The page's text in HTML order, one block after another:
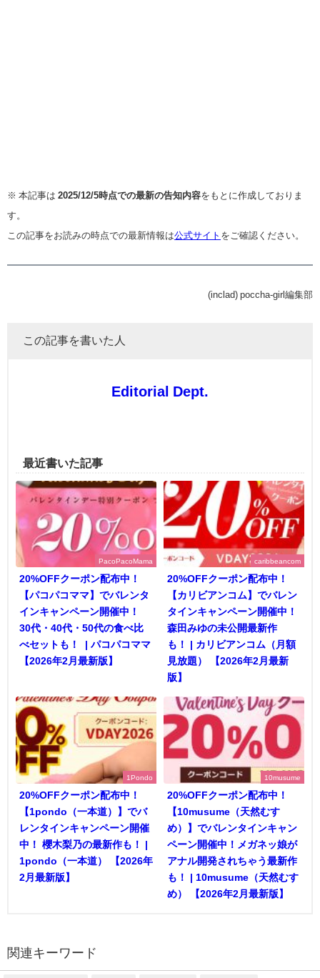
※ 本記事は 2025/12/5時点での最新の告知内容をもとに作成しておりま
す。
この記事をお読みの時点での最新情報は公式サイト をご確認ください。
(inclad) poccha-girl編集部
この記事を書いた人
Editorial Dept.
最近書いた記事
PacoPacoMama
20%OFFクーポン配布中！
【パコパコママ】でバレンタ
インキャンペーン開催中！
30代・40代・50代の食べ比
べセットも！ | パコパコママ
【2026年2月最新版】
caribbeancom
20%OFFクーポン配布中！
【カリビアンコム】でバレン
タインキャンペーン開催中！
森田みゆの未公開最新作
も！ | カリビアンコム（月額
見放題） 【2026年2月最新
版】
1Pondo
20%OFFクーポン配布中！
【1pondo（一本道）】でバ
レンタインキャンペーン開催
中！ 櫻木梨乃の最新作も！ |
1pondo（一本道） 【2026年
2月最新版】
10musume
20%OFFクーポン配布中！
【10musume（天然むす
め）】でバレンタインキャン
ペーン開催中！メガネッ娘が
アナル開発されちゃう最新作
も！ | 10musume（天然むす
め） 【2026年2月最新版】
関連キーワード